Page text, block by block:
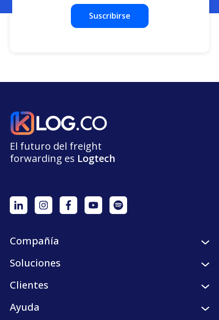
El futuro del freight
forwarding es Logtech
Compañía
Sobre nosotros
Centro de prensa
Soluciones
Servicios logísticos
KLog Fulfillment
Clientes
Clientes
Ayuda